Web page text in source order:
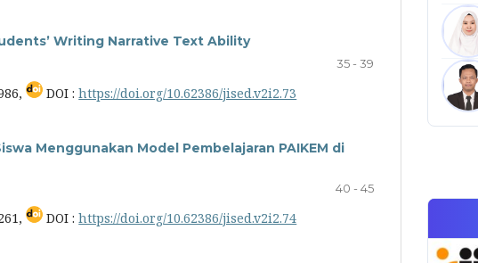
Writing Narrative Text Ability
35 - 39
DOI :https://doi.org/10.62386/jised.v2i2.73
Menggunakan Model Pembelajaran PAIKEM di
40 - 45
DOI :https://doi.org/10.62386/jised.v2i2.74